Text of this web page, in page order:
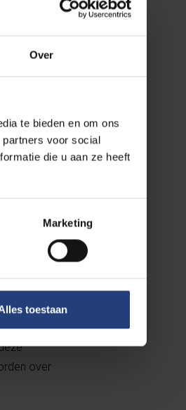
Over
te bieden en om ons
voor social
die u aan ze heeft
Marketing
toestaan
zielen
De teller
een
over